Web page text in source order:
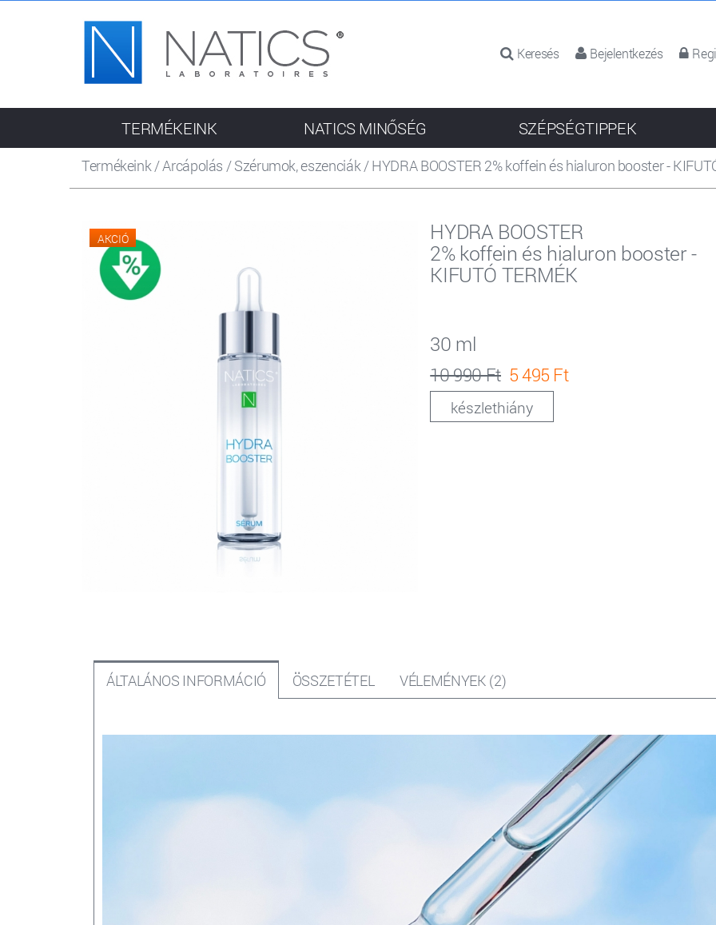
Keresés Bejelentkezés
Termékeink/Arcápolás /Szérumok, eszenciák/HYDRA BOOSTER 2% koffein és hialuron booster -
AKCIÓ
HYDRA BOOSTER
2% koffein és hialuron booster -
KIFUTÓ TERMÉK
30 ml
10 990 Ft 5 495 Ft
készlethiány
ÁLTALÁNOS INFORMÁCIÓ ÖSSZETÉTEL VÉLEMÉNYEK (2)
TERMÉKEINK NATICS MINŐSÉG SZÉPSÉGTIPPEK